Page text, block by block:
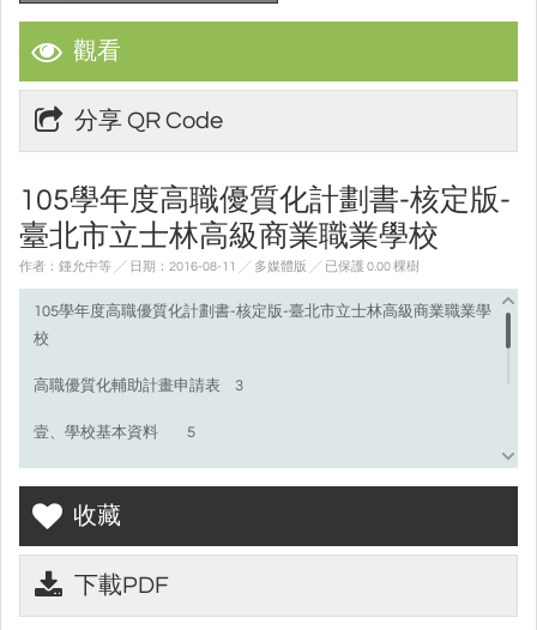
觀看
分享 QR Code
105學年度高職優質化計劃書-核定版-
臺北市立士林高級商業職業學校
作者：鍾允中等 ╱ 日期：2016-08-11 ╱ 多媒體版 ╱ 已保護 0.00 棵樹
105學年度高職優質化計劃書-核定版-臺北市立士林高級商業職業學
校
高職優質化輔助計畫申請表 3
壹、學校基本資料 5
二、學制規模 6
三、學校群別、科別、班級數及學生數 7
四、師資概況 8
收藏
下載PDF